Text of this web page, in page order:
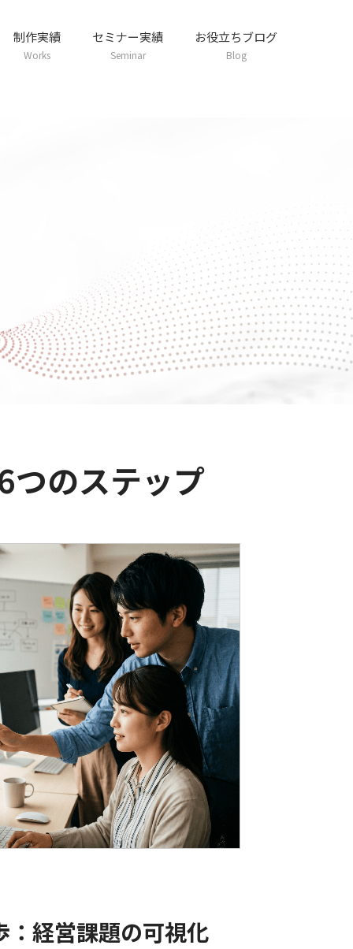
制作実績
Works
セミナー実績
Seminar
お役立ちブログ
Blog
つのステップ
経営課題の可視化